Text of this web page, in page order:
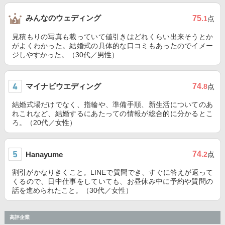
みんなのウェディング 75.1点
見積もりの写真も載っていて値引きはどれくらい出来そうとか
がよくわかった。結婚式の具体的な口コミもあったのでイメー
ジしやすかった。（30代／男性）
マイナビウエディング 74.8点
結婚式場だけでなく、指輪や、準備手順、新生活についてのあ
れこれなど、結婚するにあたっての情報が総合的に分かるとこ
ろ。（20代／女性）
Hanayume 74.2点
割引がかなりきくこと。LINEで質問でき、すぐに答えが返って
くるので、日中仕事をしていても、お昼休み中に予約や質問の
話を進められたこと。（30代／女性）
高評企業